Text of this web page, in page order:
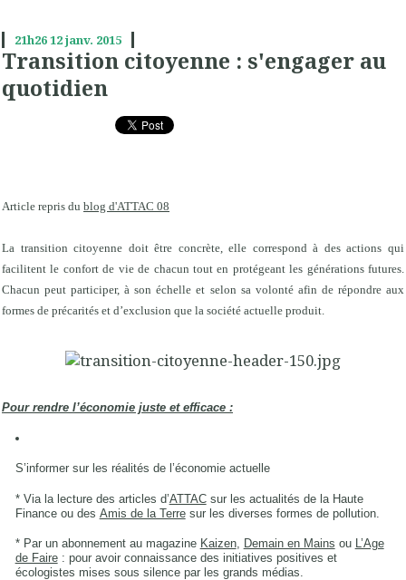
21h2612janv. 2015
Transition citoyenne : s'engager au
quotidien
Article repris du blog d'ATTAC 08
La transition citoyenne doit être concrète, elle correspond à des actions qui
facilitent le confort de vie de chacun tout en protégeant les générations futures.
Chacun peut participer, à son échelle et selon sa volonté afin de répondre aux
formes de précarités et d’exclusion que la société actuelle produit.
Pour rendre l’économie juste et efficace :
S’informer sur les réalités de l’économie actuelle
* Via la lecture des articles d’ATTACsur les actualités de la Haute
Finance ou des Amis de la Terresur les diverses formes de pollution.
* Par un abonnement au magazine Kaizen, Demain en Mains ou
L’Age
de Faire: pour avoir connaissance des initiatives positives et
écologistes mises sous silence par les grands médias.